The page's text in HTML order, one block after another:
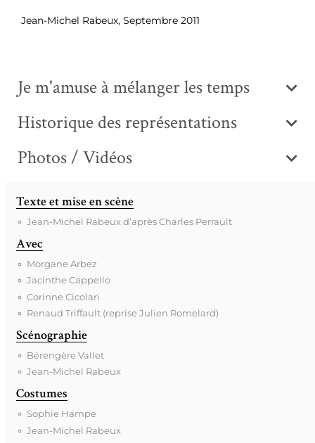
Texte et mise en scène
Jean-Michel Rabeux d’après Charles Perrault
Avec
Morgane Arbez
Jacinthe Cappello
Corinne Cicolari
Renaud Triffault (reprise Julien Romelard)
Scénographie
Bérengère Vallet
Jean-Michel Rabeux
Costumes
Sophie Hampe
Jean-Michel Rabeux
Jean-Michel Rabeux, Septembre 2011
Je m'amuse à mélanger les temps
Historique des représentations
Photos / Vidéos